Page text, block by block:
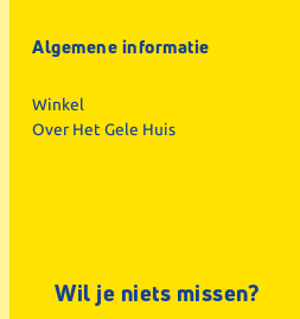
Algemene informatie
Winkel
Over Het Gele Huis
Wil je niets missen?